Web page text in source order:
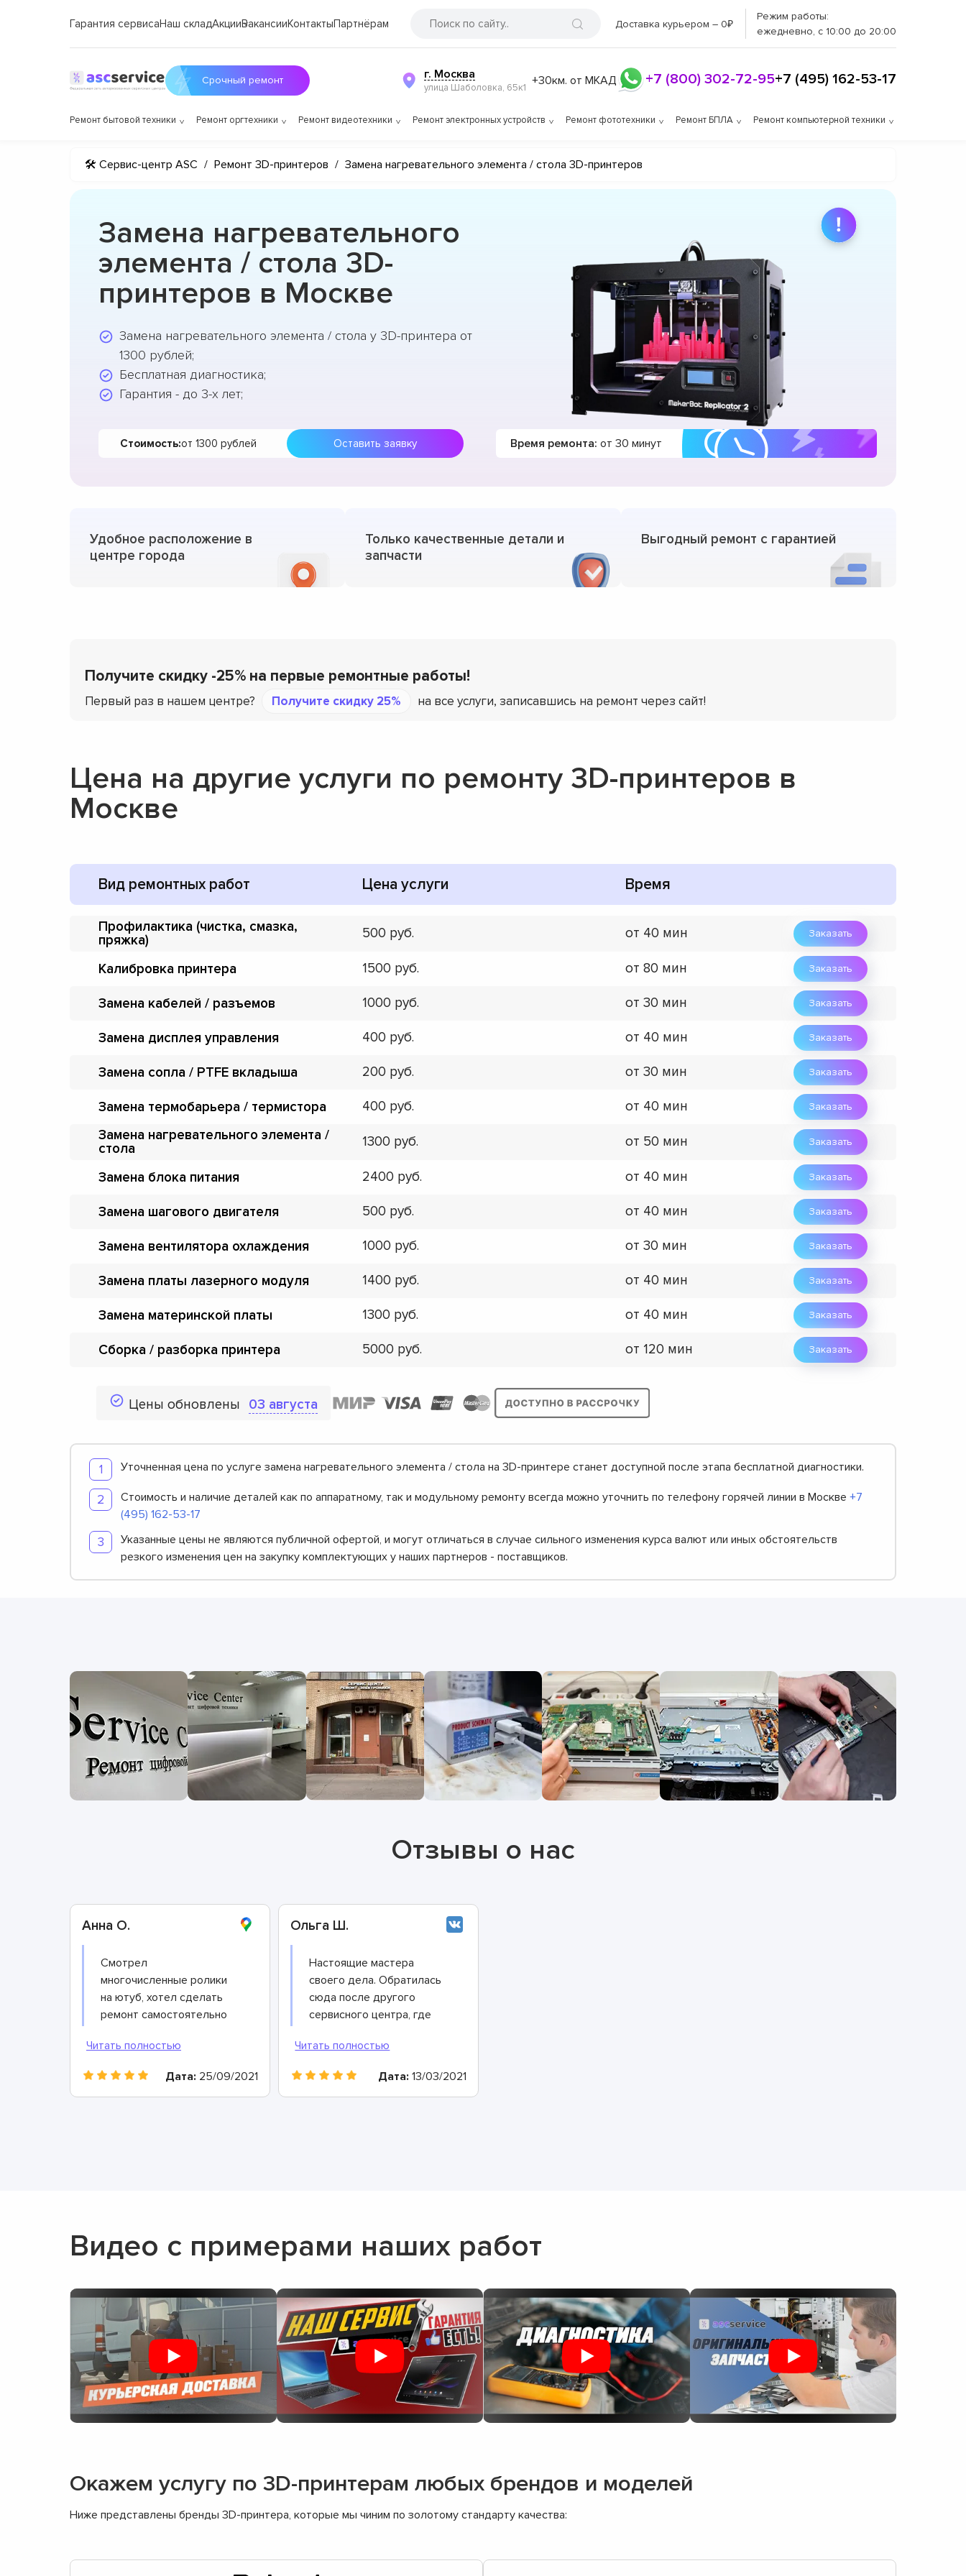
Гарантия сервисаНаш складАкцииВакансииКонтактыПартнёрам Доставка курьером – 0₽
Режим работы:
ежедневно, с 10:00 до 20:00
Срочный ремонт г. Москва
улица Шаболовка, 65к1 +30км. от МКАД +7 (800) 302-72-95+7 (495) 162-53-17
Ремонт бытовой техники Ремонт оргтехники Ремонт видеотехники Ремонт электронных устройств Ремонт фототехники Ремонт БПЛА Ремонт компьютерной техники
🛠 Сервис-центр ASC / Ремонт 3D-принтеров / Замена нагревательного элемента / стола 3D-принтеров
Замена нагревательного
элемента / стола 3D-
принтеров в Москве
Замена нагревательного элемента / стола у 3D-принтера от
1300 рублей;
Бесплатная диагностика;
Гарантия - до 3-х лет;
Стоимость:от 1300 рублей Оставить заявку Время ремонта: от 30 минут
Удобное расположение в
центре города
Только качественные детали и
запчасти
Выгодный ремонт с гарантией
Получите скидку -25% на первые ремонтные работы!
Первый раз в нашем центре? Получите скидку 25% на все услуги, записавшись на ремонт через сайт!
Цена на другие услуги по ремонту 3D-принтеров в
Москве
Вид ремонтных работ Цена услуги Время
Профилактика (чистка, смазка,
пряжка)
500 от 40 мин Заказать
Калибровка принтера 1500 от 80 мин Заказать
Замена кабелей / разъемов 1000 от 30 мин Заказать
Замена дисплея управления 400 от 40 мин Заказать
Замена сопла / PTFE вкладыша 200 от 30 мин Заказать
Замена термобарьера / термистора 400 от 40 мин Заказать
Замена нагревательного элемента /
стола
1300 от 50 мин Заказать
Замена блока питания 2400 от 40 мин Заказать
Замена шагового двигателя 500 от 40 мин Заказать
Замена вентилятора охлаждения 1000 от 30 мин Заказать
Замена платы лазерного модуля 1400 от 40 мин Заказать
Замена материнской платы 1300 от 40 мин Заказать
Сборка / разборка принтера 5000 от 120 мин Заказать
Цены обновлены 03 августа
Уточненная цена по услуге замена нагревательного элемента / стола на 3D-принтере станет доступной после этапа бесплатной диагностики.
Стоимость и наличие деталей как по аппаратному, так и модульному ремонту всегда можно уточнить по телефону горячей линии в Москве +7
(495) 162-53-17
Указанные цены не являются публичной офертой, и могут отличаться в случае сильного изменения курса валют или иных обстоятельств
резкого изменения цен на закупку комплектующих у наших партнеров - поставщиков.
Отзывы о нас
Анна О.
Смотрел
многочисленные ролики
на ютуб, хотел сделать
ремонт самостоятельно
итоге только время
потерял. Хорошо
коллега дал контакты
этого сервисного центра,
Дата: 25/09/2021
Ольга Ш.
Настоящие мастера
своего дела. Обратилась
сюда после другого
сервисного центра, где
помогли. Здесь – совсем
другое дело: все
рассказали, показали,
провели диагностику,
Дата: 13/03/2021
Видео с примерами наших работ
Окажем услугу по 3D-принтерам любых брендов и моделей
Ниже представлены бренды 3D-принтера, которые мы чиним по золотому стандарту качества: